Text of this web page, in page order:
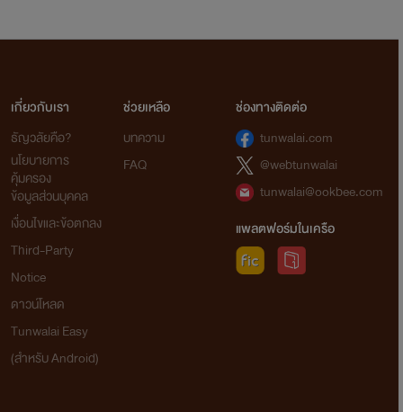
เกี่ยวกับเรา
ธัญวลัยคือ?
นโยบายการ
คุ้มครอง
ข้อมูลส่วนบุคคล
เงื่อนไขและข้อตกลง
Third-Party
Notice
ดาวน์โหลด
Tunwalai Easy
(สำหรับ Android)
ช่วยเหลือ
บทความ
FAQ
ช่องทางติดต่อ
tunwalai.com
@webtunwalai
tunwalai@ookbee.com
แพลตฟอร์มในเครือ